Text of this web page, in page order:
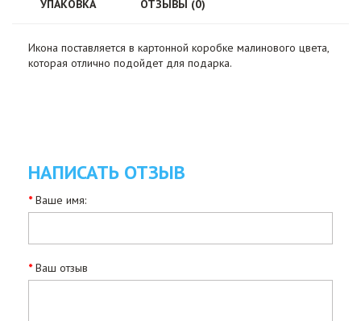
УПАКОВКА ОТЗЫВЫ (0)
Икона поставляется в картонной коробке малинового цвета,
которая отлично подойдет для подарка.
НАПИСАТЬ ОТЗЫВ
Ваше имя:
Ваш отзыв